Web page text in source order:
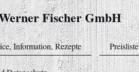
Fischer GmbH
Information, Rezepte Preisliste